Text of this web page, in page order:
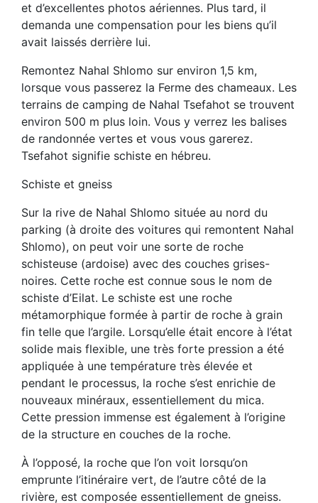
et d’excellentes photos aériennes. Plus tard, il
demanda une compensation pour les biens qu’il
avait laissés derrière lui.
Remontez Nahal Shlomo sur environ 1,5 km,
lorsque vous passerez la Ferme des chameaux. Les
terrains de camping de Nahal Tsefahot se trouvent
environ 500 m plus loin. Vous y verrez les balises
de randonnée vertes et vous vous garerez.
Tsefahot signifie schiste en hébreu.
Schiste et gneiss
Sur la rive de Nahal Shlomo située au nord du
parking (à droite des voitures qui remontent Nahal
Shlomo), on peut voir une sorte de roche
schisteuse (ardoise) avec des couches grises-
noires. Cette roche est connue sous le nom de
schiste d’Eilat. Le schiste est une roche
métamorphique formée à partir de roche à grain
fin telle que l’argile. Lorsqu’elle était encore à l’état
solide mais flexible, une très forte pression a été
appliquée à une température très élevée et
pendant le processus, la roche s’est enrichie de
nouveaux minéraux, essentiellement du mica.
Cette pression immense est également à l’origine
de la structure en couches de la roche.
À l’opposé, la roche que l’on voit lorsqu’on
emprunte l’itinéraire vert, de l’autre côté de la
rivière, est composée essentiellement de gneiss.